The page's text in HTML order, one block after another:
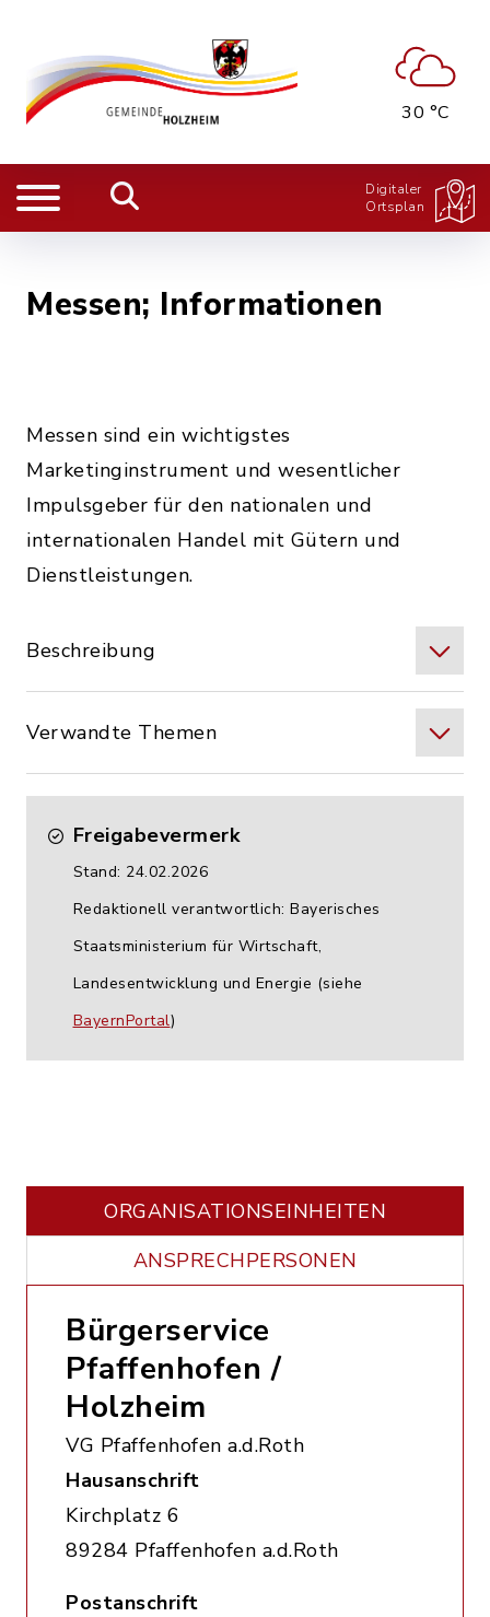
30 °C
Digitaler
Ortsplan
Messen; Informationen
Messen sind ein wichtigstes
Marketinginstrument und wesentlicher
Impulsgeber für den nationalen und
internationalen Handel mit Gütern und
Dienstleistungen.
Beschreibung
Verwandte Themen
Freigabevermerk
Stand: 24.02.2026
Redaktionell verantwortlich: Bayerisches
Staatsministerium für Wirtschaft,
Landesentwicklung und Energie (siehe
BayernPortal)
ORGANISATIONS­EINHEITEN
ANSPRECHPERSONEN
Bürgerservice
Pfaffenhofen /
Holzheim
VG Pfaffenhofen a.d.Roth
Hausanschrift
Kirchplatz 6
89284 Pfaffenhofen a.d.Roth
Postanschrift